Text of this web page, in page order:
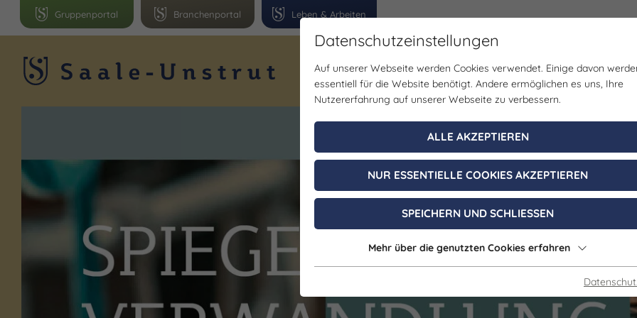
Leben & Arbeiten
Branchenportal
Gruppenportal
Region Erlebnisse Veranstaltungen Planen
Datenschutzeinstellungen
Auf unserer Webseite werden Cookies verwendet. Einige davon
essentiell für die Website benötigt. Andere ermöglichen es uns, Ihre
Nutzererfahrung auf unserer Webseite zu verbessern.
ALLE AKZEPTIEREN
NUR ESSENTIELLE COOKIES AKZEPTIEREN
SPEICHERN UND SCHLIESSEN
Mehr über die genutzten Cookies erfahren